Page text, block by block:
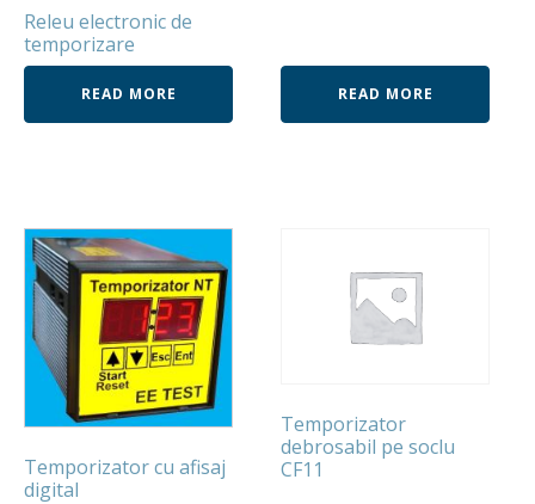
Releu electronic de
temporizare
READ MORE READ MORE
Temporizator cu afisaj
digital
Temporizator
debrosabil pe soclu
CF11